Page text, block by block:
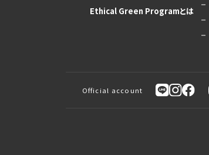
Ethical Green Programとは
Official account